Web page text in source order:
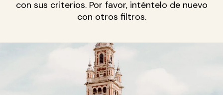
con sus criterios. Por favor, inténtelo de nuevo
con otros filtros.